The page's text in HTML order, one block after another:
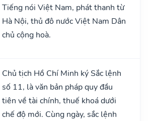
Tiếng nói Việt Nam, phát thanh từ
Hà Nội, thủ đô nước Việt Nam Dân
chủ cộng hoà.
Chủ tịch Hồ Chí Minh ký Sắc lệnh
số 11, là văn bản pháp quy đầu
tiên về tài chính, thuế khoá dưới
chế độ mới. Cùng ngày, sắc lệnh